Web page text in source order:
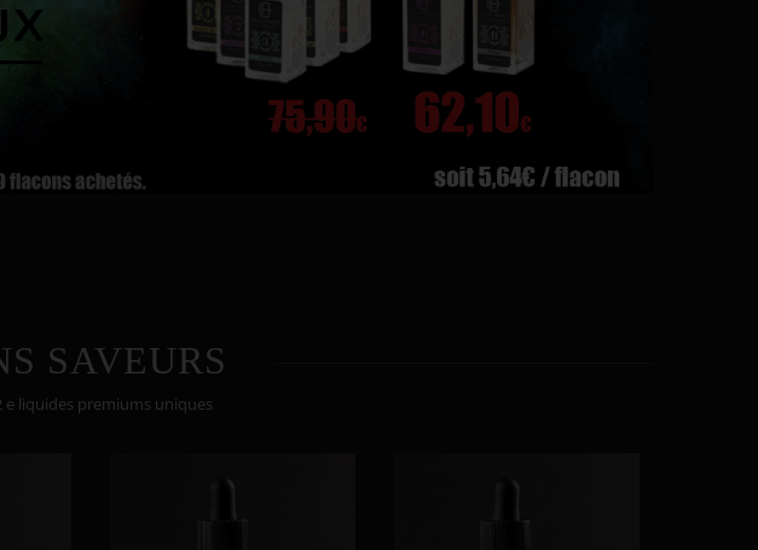
SAVEURS
e liquides premiums uniques